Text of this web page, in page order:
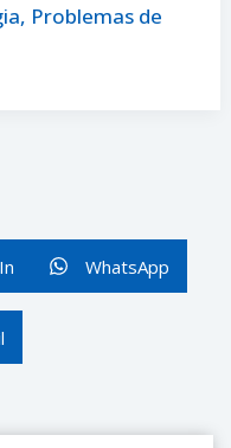
, Problemas de
WhatsApp